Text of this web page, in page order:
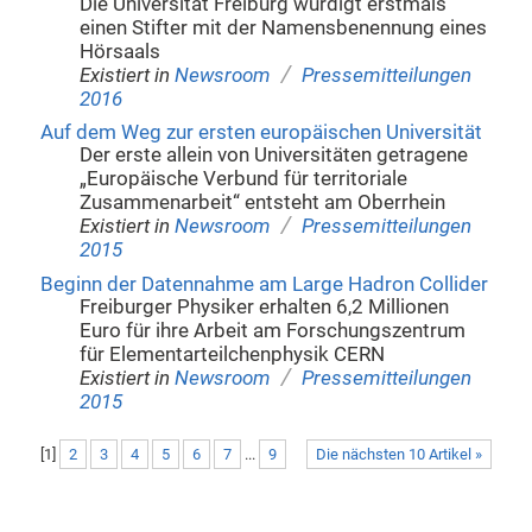
einen Stifter mit der Namensbenennung eines
Hörsaals
Existiert in Newsroom / Pressemitteilungen
2016
Auf dem Weg zur ersten europäischen Universität
Der erste allein von Universitäten getragene
„Europäische Verbund für territoriale
Zusammenarbeit“ entsteht am Oberrhein
Existiert in Newsroom / Pressemitteilungen
2015
Beginn der Datennahme am Large Hadron Collider
Freiburger Physiker erhalten 6,2 Millionen
Euro für ihre Arbeit am Forschungszentrum
für Elementarteilchenphysik CERN
Existiert in Newsroom / Pressemitteilungen
2015
Die nächsten 10 Artikel »
1 2 3 4 5 6 7 ... 9